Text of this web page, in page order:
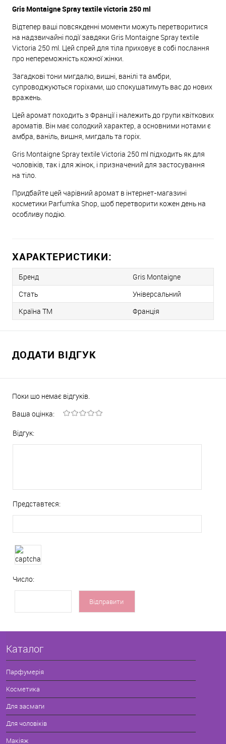
Gris Montaigne Spray textile victoria 250 ml
Відтепер ваші повсякденні моменти можуть перетворитися
на надзвичайні події завдяки Gris Montaigne Spray textile
Victoria 250 ml. Цей спрей для тіла приховує в собі послання
про непереможність кожної жінки.
Загадкові тони мигдалю, вишні, ванілі та амбри,
супроводжуються горіхами, що спокушатимуть вас до нових
вражень.
Цей аромат походить з Франції і належить до групи квіткових
ароматів. Він має солодкий характер, а основними нотами є
амбра, ваніль, вишня, мигдаль та горіх.
Gris Montaigne Spray textile Victoria 250 ml підходить як для
чоловіків, так і для жінок, і призначений для застосування
на тіло.
Придбайте цей чарівний аромат в інтернет-магазині
косметики Parfumka Shop, щоб перетворити кожен день на
особливу подію.
ХАРАКТЕРИСТИКИ:
Бренд
Gris Montaigne
Стать
Універсальний
Країна ТМ
Франція
ДОДАТИ ВІДГУК
Поки що немає відгуків.
Ваша оцінка:
Відгук:
Представтеся:
Число:
Каталог
Парфумерія
Косметика
Для засмаги
Для чоловіків
Макіяж